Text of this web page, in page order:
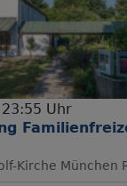
Uhr
Kirche München